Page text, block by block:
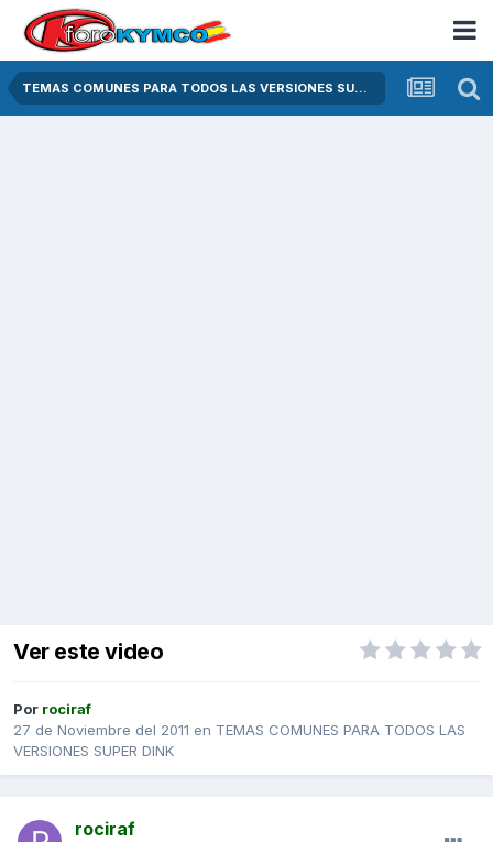
TEMAS COMUNES PARA TODOS LAS VERSIONES SUPER DINK
Ver este video
Por rociraf
27 de Noviembre del 2011 en TEMAS COMUNES PARA TODOS LAS
VERSIONES SUPER DINK
rociraf